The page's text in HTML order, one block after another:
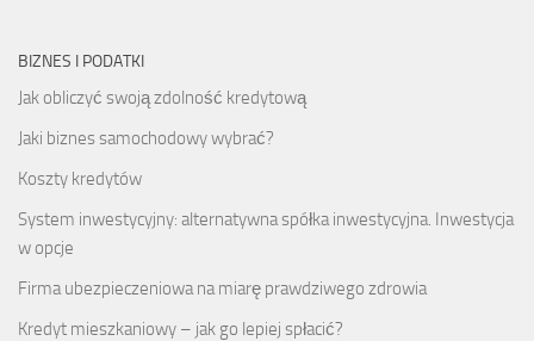
BIZNES I PODATKI
Jak obliczyć swoją zdolność kredytową
Jaki biznes samochodowy wybrać?
Koszty kredytów
System inwestycyjny: alternatywna spółka inwestycyjna. Inwestycja
w opcje
Firma ubezpieczeniowa na miarę prawdziwego zdrowia
Kredyt mieszkaniowy – jak go lepiej spłacić?